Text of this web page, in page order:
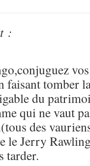
:
faisant tomber
du
qui ne vaut
des
le Jerry
tarder.